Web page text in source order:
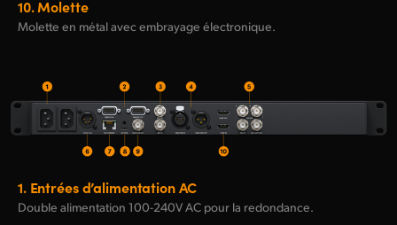
10.Molette
Molette en métal avec embrayage électronique.
1.Entrées d’alimentation AC
Double alimentation 100-240V AC pour la redondance.